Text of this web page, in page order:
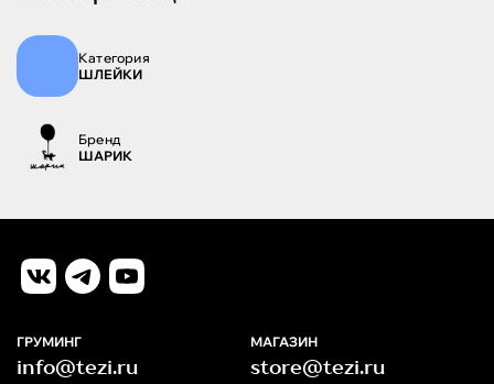
Категория
ШЛЕЙКИ
Бренд
ШАРИК
ГРУМИНГ
info@tezi.ru
МАГАЗИН
store@tezi.ru